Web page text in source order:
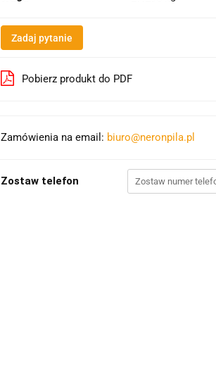
Zadaj pytanie
Pobierz produkt do PDF
Zamówienia na email: biuro@neronpila.pl
Zostaw telefon